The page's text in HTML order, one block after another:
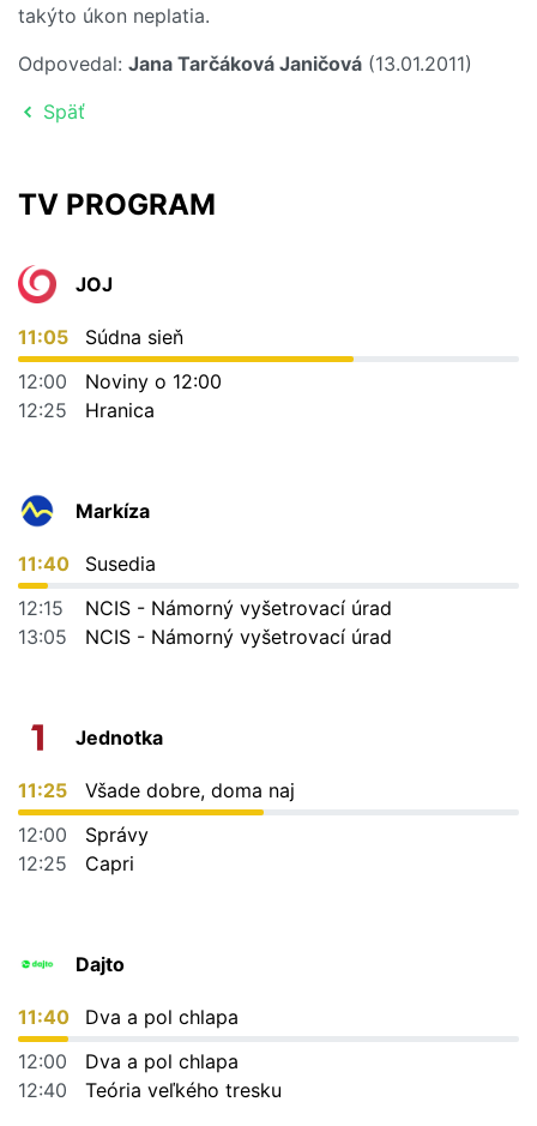
takýto úkon neplatia.
Odpovedal: Jana Tarčáková Janičová (13.01.2011)
Späť
TV PROGRAM
JOJ
11:05
Súdna sieň
12:00
Noviny o 12:00
12:25
Hranica
Markíza
11:40
Susedia
12:15
NCIS - Námorný vyšetrovací úrad
13:05
NCIS - Námorný vyšetrovací úrad
Jednotka
11:25
Všade dobre, doma naj
12:00
Správy
12:25
Capri
Dajto
11:40
Dva a pol chlapa
12:00
Dva a pol chlapa
12:40
Teória veľkého tresku